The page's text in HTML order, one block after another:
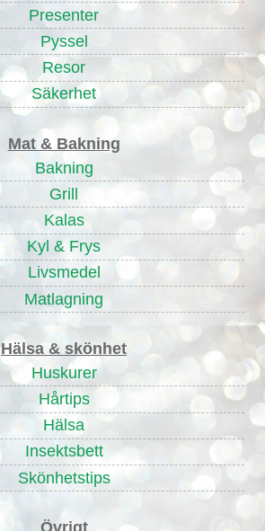
Presenter
Pyssel
Resor
Säkerhet
Mat & Bakning
Bakning
Grill
Kalas
Kyl & Frys
Livsmedel
Matlagning
Hälsa & skönhet
Huskurer
Hårtips
Hälsa
Insektsbett
Skönhetstips